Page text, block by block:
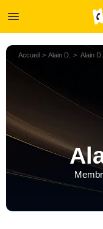
menu
Accueil Alain D. Alain